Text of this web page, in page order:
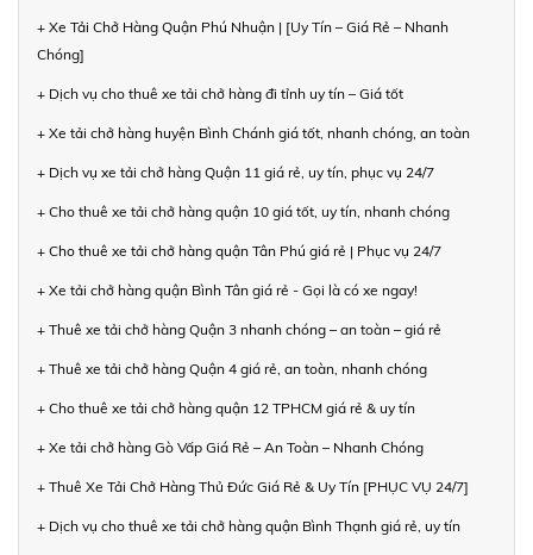
+ Xe Tải Chở Hàng Quận Phú Nhuận | [Uy Tín – Giá Rẻ – Nhanh
Chóng]
+ Dịch vụ cho thuê xe tải chở hàng đi tỉnh uy tín – Giá tốt
+ Xe tải chở hàng huyện Bình Chánh giá tốt, nhanh chóng, an toàn
+ Dịch vụ xe tải chở hàng Quận 11 giá rẻ, uy tín, phục vụ 24/7
+ Cho thuê xe tải chở hàng quận 10 giá tốt, uy tín, nhanh chóng
+ Cho thuê xe tải chở hàng quận Tân Phú giá rẻ | Phục vụ 24/7
+ Xe tải chở hàng quận Bình Tân giá rẻ - Gọi là có xe ngay!
+ Thuê xe tải chở hàng Quận 3 nhanh chóng – an toàn – giá rẻ
+ Thuê xe tải chở hàng Quận 4 giá rẻ, an toàn, nhanh chóng
+ Cho thuê xe tải chở hàng quận 12 TPHCM giá rẻ & uy tín
+ Xe tải chở hàng Gò Vấp Giá Rẻ – An Toàn – Nhanh Chóng
+ Thuê Xe Tải Chở Hàng Thủ Đức Giá Rẻ & Uy Tín [PHỤC VỤ 24/7]
+ Dịch vụ cho thuê xe tải chở hàng quận Bình Thạnh giá rẻ, uy tín